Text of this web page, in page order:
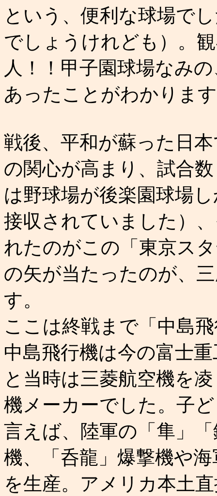
という、便利な球場で
でしょうけれども）。
人！！甲子園球場なみ
あったことがわかりま
戦後、平和が蘇った日
の関心が高まり、試合
は野球場が後楽園球場
接収されていました）
れたのがこの「東京ス
の矢が当たったのが、
す。
ここは終戦まで「中島
中島飛行機は今の富士
と当時は三菱航空機を
機メーカーでした。子
言えば、陸軍の「隼」
機、「呑龍」爆撃機や
を生産。アメリカ本土